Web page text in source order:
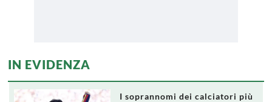
IN EVIDENZA
I soprannomi dei calciatori più